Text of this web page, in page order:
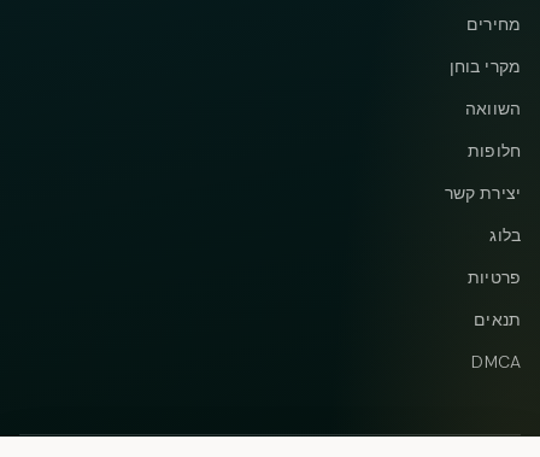
מחירים
מקרי בוחן
השוואה
חלופות
יצירת קשר
בלוג
פרטיות
תנאים
DMCA